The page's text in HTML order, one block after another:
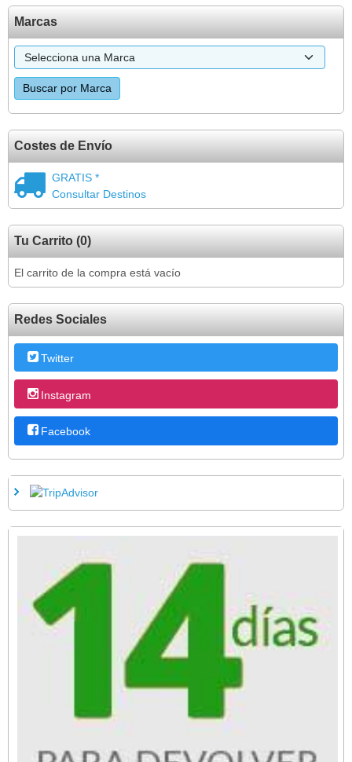
Marcas
Costes de Envío
GRATIS *
Consultar Destinos
Tu Carrito (0)
El carrito de la compra está vacío
Redes Sociales
Twitter
Instagram
Facebook